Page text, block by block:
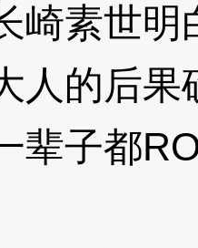
素世明
人的后
辈子都